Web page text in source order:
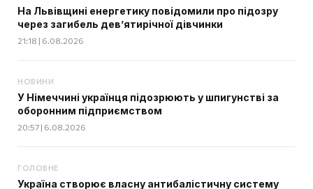
На Львівщині енергетику повідомили про підозру
через загибель дев’ятирічної дівчинки
21:18 | 6.08.2026
НОВИНИ
У Німеччині українця підозрюють у шпигунстві за
оборонним підприємством
20:57 | 6.08.2026
ГОЛОВНЕ
Україна створює власну антибалістичну систему